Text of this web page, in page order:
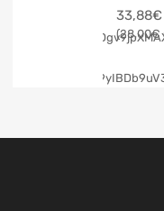
33,88€
28,00€